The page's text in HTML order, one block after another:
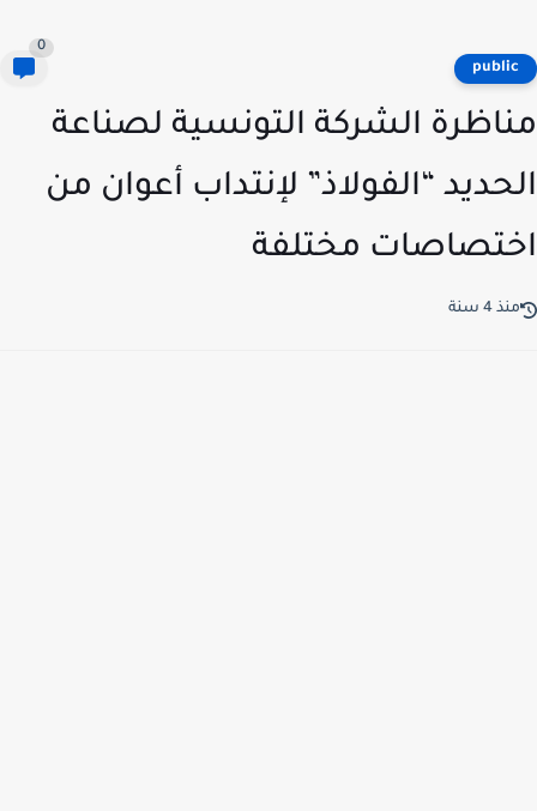
الشركة التونسية لصناعة
“الفولاذ” لإنتداب أعوان من
مختلفة
4 سنة